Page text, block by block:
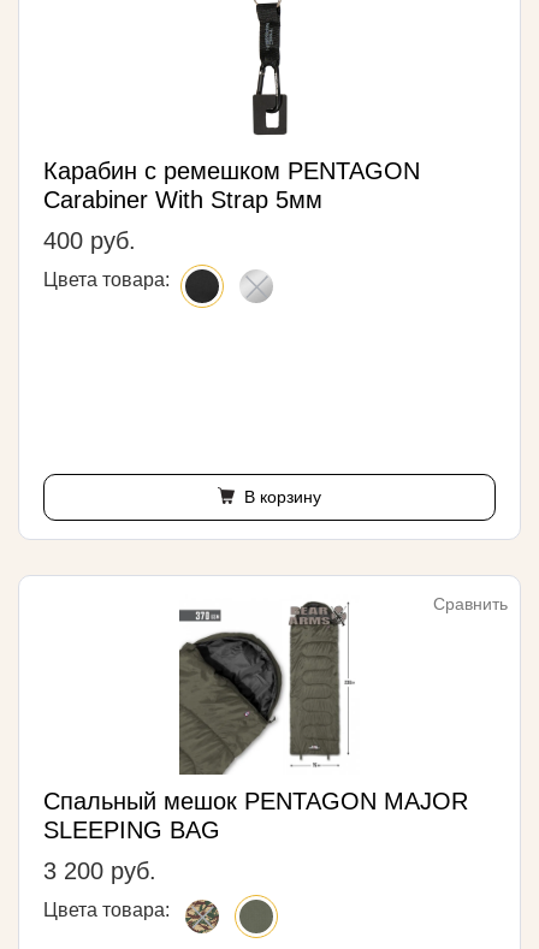
Карабин с ремешком PENTAGON
Carabiner With Strap 5мм
400 руб.
Цвета товара:
В корзину
Сравнить
Спальный мешок PENTAGON MAJOR
SLEEPING BAG
3 200 руб.
Цвета товара: